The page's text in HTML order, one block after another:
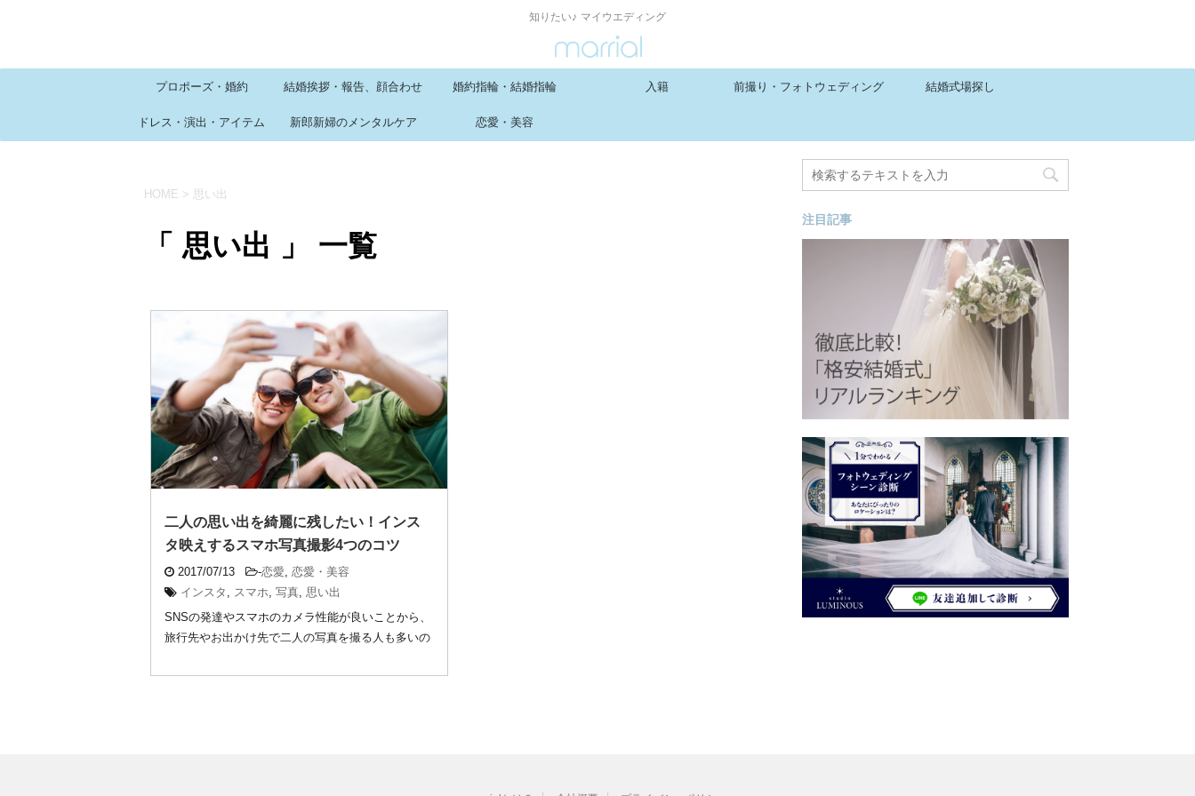
知りたい♪ マイウエディング
プロポーズ・婚約 結婚挨拶・報告、顔合わせ 婚約指輪・結婚指輪 入籍 前撮り・フォトウェディング 結婚式場探し
ドレス・演出・アイテム 新郎新婦のメンタルケア 恋愛・美容
HOME > 思い出
「 思い出 」 一覧
二人の思い出を綺麗に残したい！インス
タ映えするスマホ写真撮影4つのコツ
2017/07/13 -恋愛, 恋愛・美容
インスタ , スマホ, 写真, 思い出
SNSの発達やスマホのカメラ性能が良いことから、
旅行先やお出かけ先で二人の写真を撮る人も多いの
注目記事